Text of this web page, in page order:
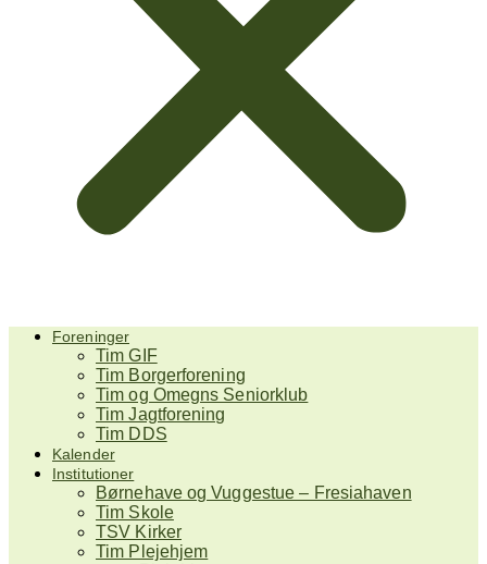
Foreninger
Tim GIF
Tim Borgerforening
Tim og Omegns Seniorklub
Tim Jagtforening
Tim DDS
Kalender
Institutioner
Børnehave og Vuggestue – Fresiahaven
Tim Skole
TSV Kirker
Tim Plejehjem